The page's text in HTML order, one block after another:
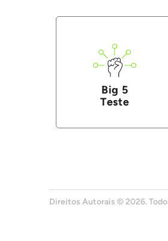
Big 5
Teste
Direitos Autorais © 2026.